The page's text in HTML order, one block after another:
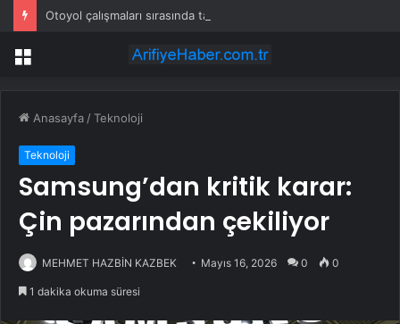
Otoyol çalışmaları sırasında tam 22 bin torba altın çıkarıldı
Menü
Anasayfa /Teknoloji
Teknoloji
Samsung’dan kritik karar:
Çin pazarından çekiliyor
MEHMET HAZBİN KAZBEK Mayıs 16, 2026 0 0
1 dakika okuma süresi